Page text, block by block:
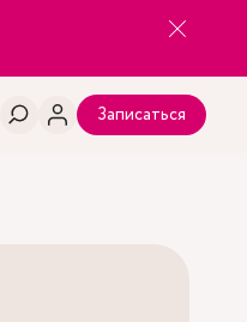
Записаться